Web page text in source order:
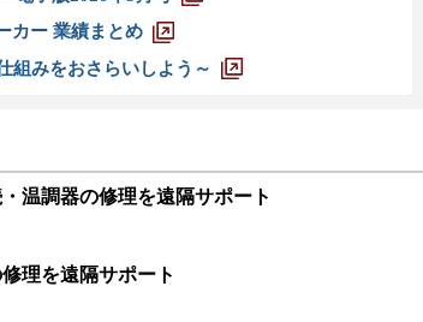
カー 業績まとめ
みをおさらいしよう～
温調器の修理を遠隔サポート
理を遠隔サポート